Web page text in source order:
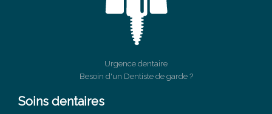
Urgence dentaire
Besoin d'un Dentiste de garde ?
Soins dentaires